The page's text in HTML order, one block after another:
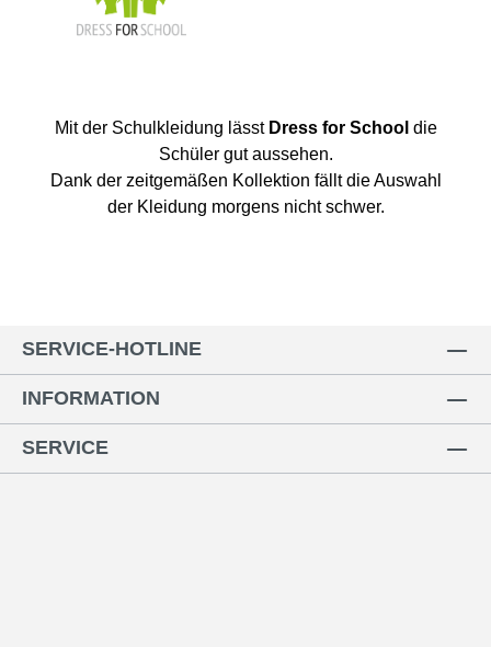
Mit der Schulkleidung lässt Dress for School die
Schüler gut aussehen.
Dank der zeitgemäßen Kollektion fällt die Auswahl
der Kleidung morgens nicht schwer.
SERVICE-HOTLINE
INFORMATION
SERVICE